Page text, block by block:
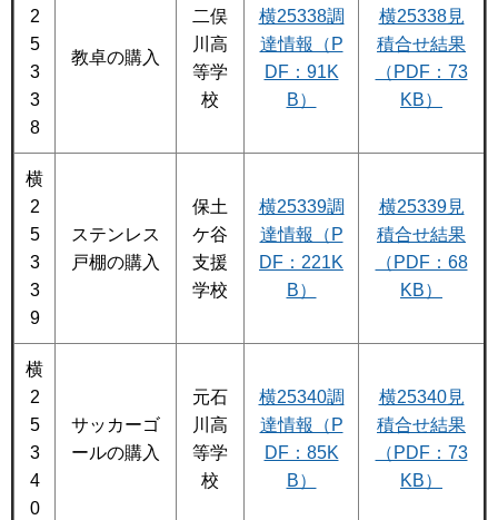
2
5
3
3
8
教卓の購入
二俣
川高
等学
校
横25338調
達情報（P
DF：91K
B）
横25338見
積合せ結果
（PDF：73
KB）
横
2
5
3
3
9
ステンレス
戸棚の購入
保土
ケ谷
支援
学校
横25339調
達情報（P
DF：221K
B）
横25339見
積合せ結果
（PDF：68
KB）
横
2
5
3
4
0
サッカーゴ
ールの購入
元石
川高
等学
校
横25340調
達情報（P
DF：85K
B）
横25340見
積合せ結果
（PDF：73
KB）